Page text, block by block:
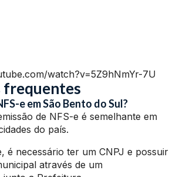
watch?v=5Z9hNmYr-7U
frequentes
e em São Bento do Sul?
de NFS-e é semelhante em
do país.
é necessário ter um CNPJ e possuir
através de um